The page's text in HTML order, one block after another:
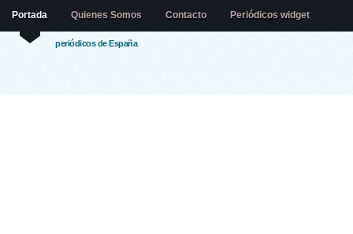
periódicos de España
Portada Quienes Somos Contacto Periódicos widget